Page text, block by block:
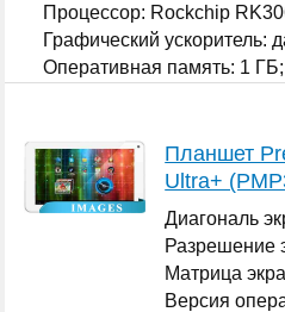
Процессор: Rockchip
Графический ускоритель:
Оперативная память: 1 ГБ;
Планшет
Ultra+
Диагональ
Разрешение
Матрица
Версия